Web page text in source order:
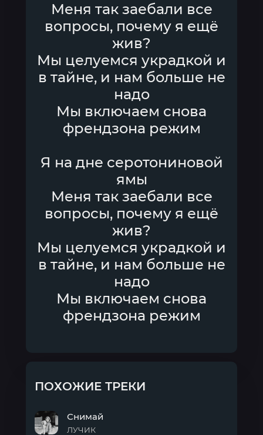
Меня так заебали все
вопросы, почему я ещё
жив?
Мы целуемся украдкой и
в тайне, и нам больше не
надо
Мы включаем снова
френдзона режим
Я на дне серотониновой
ямы
Меня так заебали все
вопросы, почему я ещё
жив?
Мы целуемся украдкой и
в тайне, и нам больше не
надо
Мы включаем снова
френдзона режим
ПОХОЖИЕ ТРЕКИ
Снимай
ЛУЧИК